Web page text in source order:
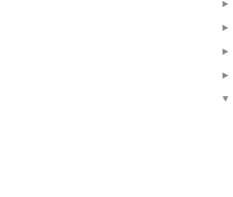
►
►
►
►
▼